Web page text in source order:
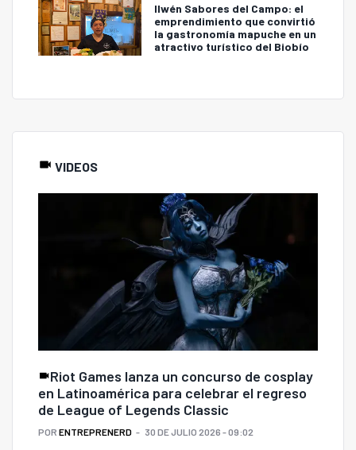
Ilwén Sabores del Campo: el
emprendimiento que convirtió
la gastronomía mapuche en un
atractivo turístico del Biobío
VIDEOS
Riot Games lanza un concurso de cosplay
en Latinoamérica para celebrar el regreso
de League of Legends Classic
POR ENTREPRENERD 30 DE JULIO 2026 - 09:02